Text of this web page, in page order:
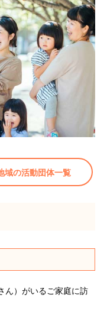
域の活動団体一覧
ん）がいるご家庭に訪